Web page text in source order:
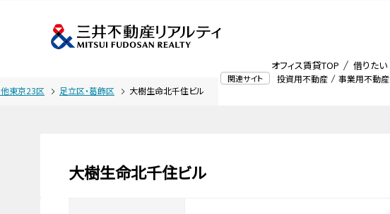
関連サイト 投資用不動産 事業用不動産
オフィス賃貸TOP 借りたい
東京23区 足立区・葛飾区 大樹生命北千住ビル
大樹生命北千住ビル